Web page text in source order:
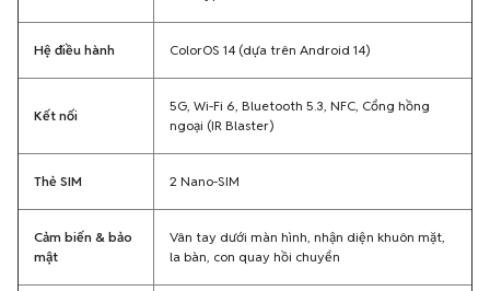
Hệ điều hành ColorOS 14 (dựa trên Android 14)
Kết nối
5G, Wi-Fi 6, Bluetooth 5.3, NFC, Cổng hồng
ngoại (IR Blaster)
Thẻ SIM 2 Nano-SIM
Cảm biến & bảo
mật
Vân tay dưới màn hình, nhận diện khuôn mặt,
la bàn, con quay hồi chuyển